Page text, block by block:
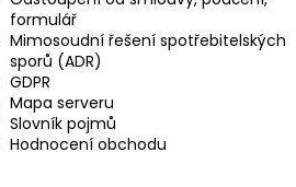
formulář
Mimosoudní řešení spotřebitelských
sporů (ADR)
GDPR
Mapa serveru
Slovník pojmů
Hodnocení obchodu